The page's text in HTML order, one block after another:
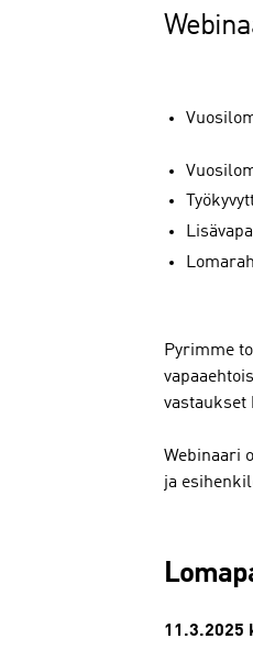
Pyrimme
vastaukset
Webinaari
ja
11.3.2025